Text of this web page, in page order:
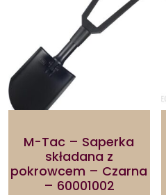
M-Tac – Saperka
składana z
pokrowcem – Czarna
– 60001002